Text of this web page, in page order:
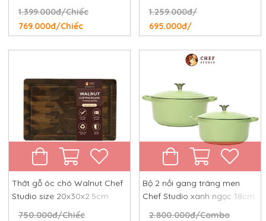
cm, chống dính tự nhiên,
chống rỉ, chống xước
1.399.000đ/Chiếc
769.000đ/Chiếc
đường kính 24 cm
1.259.000đ/
695.000đ/
Thớt gỗ óc chó Walnut Chef
Studio size 20x30x2.5cm
750.000đ/Chiếc
Bộ 2 nồi gang tráng men
Chef Studio xanh ngọc 18cm
2.800.000đ/Combo